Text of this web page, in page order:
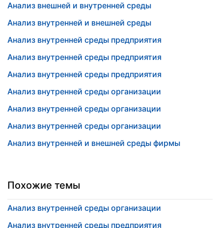
Анализ внешней и внутренней среды
Анализ внутренней и внешней среды
Анализ внутренней среды предприятия
Анализ внутренней среды предприятия
Анализ внутренней среды предприятия
Анализ внутренней среды организации
Анализ внутренней среды организации
Анализ внутренней среды организации
Анализ внутренней и внешней среды фирмы
Похожие темы
Анализ внутренней среды организации
Анализ внутренней среды предприятия